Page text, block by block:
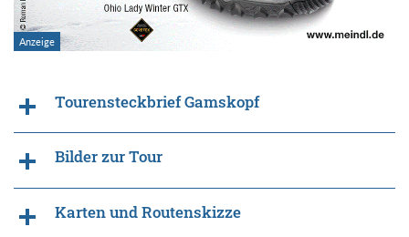
Tourensteckbrief Gamskopf
Bilder zur Tour
Karten und Routenskizze